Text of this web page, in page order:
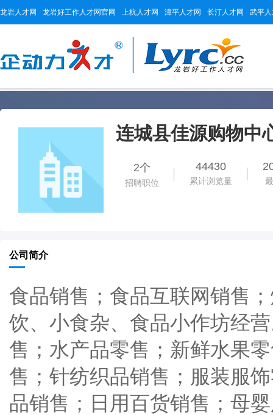
龙岩人才网 龙岩好工作人才网官网 上杭人才网 漳平人才网 长汀人才网 武平
连城县佳源购物中
2个
招聘职位
44430
累计浏览量
公司简介
食品销售；食品互联网销售
饮、小食杂、食品小作坊经
售；水产品零售；新鲜水果
售；针纺织品销售；服装服
品销售；日用百货销售；母